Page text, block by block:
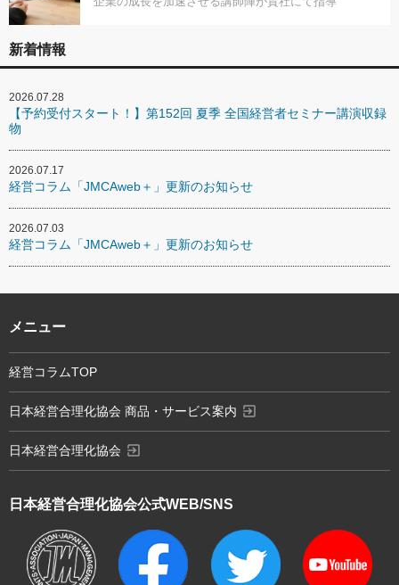
新着情報
2026.07.28
【予約受付スタート！】第152回 夏季 全国経営者セミナー講演収録
物
2026.07.17
経営コラム「JMCAweb＋」更新のお知らせ
2026.07.03
経営コラム「JMCAweb＋」更新のお知らせ
日本経営合理化協会公式WEB/SNS
メニュー
経営コラムTOP
日本経営合理化協会 商品・サービス案内 exit_to_app
日本経営合理化協会 exit_to_app